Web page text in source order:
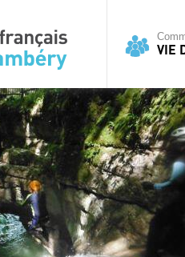
VIE